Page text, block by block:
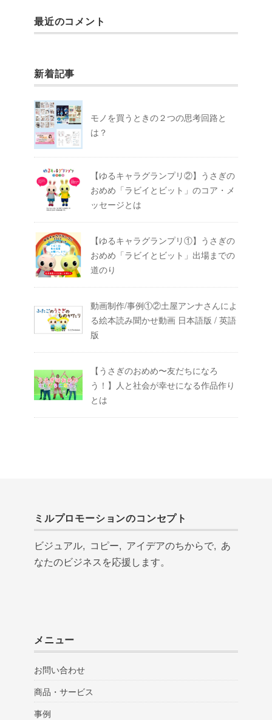
最近のコメント
新着記事
モノを買うときの２つの思考回路と
は？
【ゆるキャラグランプリ②】うさぎの
おめめ「ラビイとビット」のコア・メ
ッセージとは
【ゆるキャラグランプリ①】うさぎの
おめめ「ラビイとビット」出場までの
道のり
動画制作/事例①②土屋アンナさんによ
る絵本読み聞かせ動画 日本語版 / 英語
版
【うさぎのおめめ〜友だちになろ
う！】人と社会が幸せになる作品作り
とは
ミルプロモーションのコンセプト
ビジュアル, コピー, アイデアのちからで, あ
なたのビジネスを応援します。
メニュー
お問い合わせ
商品・サービス
事例